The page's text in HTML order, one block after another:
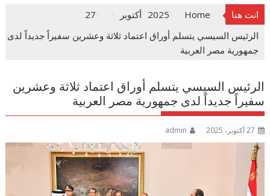
انت هنا Home
2025 أكتوبر
27
الرئيس السيسي يتسلم أوراق اعتماد ثلاثة وعشرين سفيراً جديداً لدى
جمهورية مصر العربية
الرئيس السيسي يتسلم أوراق اعتماد ثلاثة وعشرين
سفيراً جديداً لدى جمهورية مصر العربية
27 أكتوبر، 2025 admin